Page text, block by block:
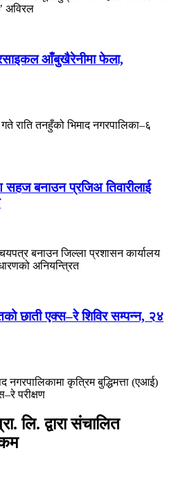
अविरल
आँबुखैरेनीमा फेला,
राति तनहुँको भिमाद नगरपालिका–६
सहज बनाउन प्रजिअ तिवारीलाई
बनाउन जिल्ला प्रशासन कार्यालय
अनियन्त्रित
छाती एक्स–रे शिविर सम्पन्न, २४
कृत्रिम बुद्धिमत्ता (एआई)
परीक्षण
लि. द्वारा संचालित